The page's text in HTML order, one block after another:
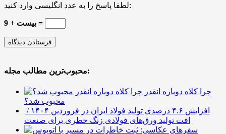
لطفا پاسخ را به عدد انگلیسی وارد کنید:
بیست + 9 =
محبوب‌ترین مطالب مجله:
چرا کلاه دوباره انقدر
محبوب شد؟
افزایش ۴.۶ درصدی تولید فولاد ایران در فروردین ۱۴۰۴ /
افت تولید ورق‌های فولادی زنگ خطری برای صنعت